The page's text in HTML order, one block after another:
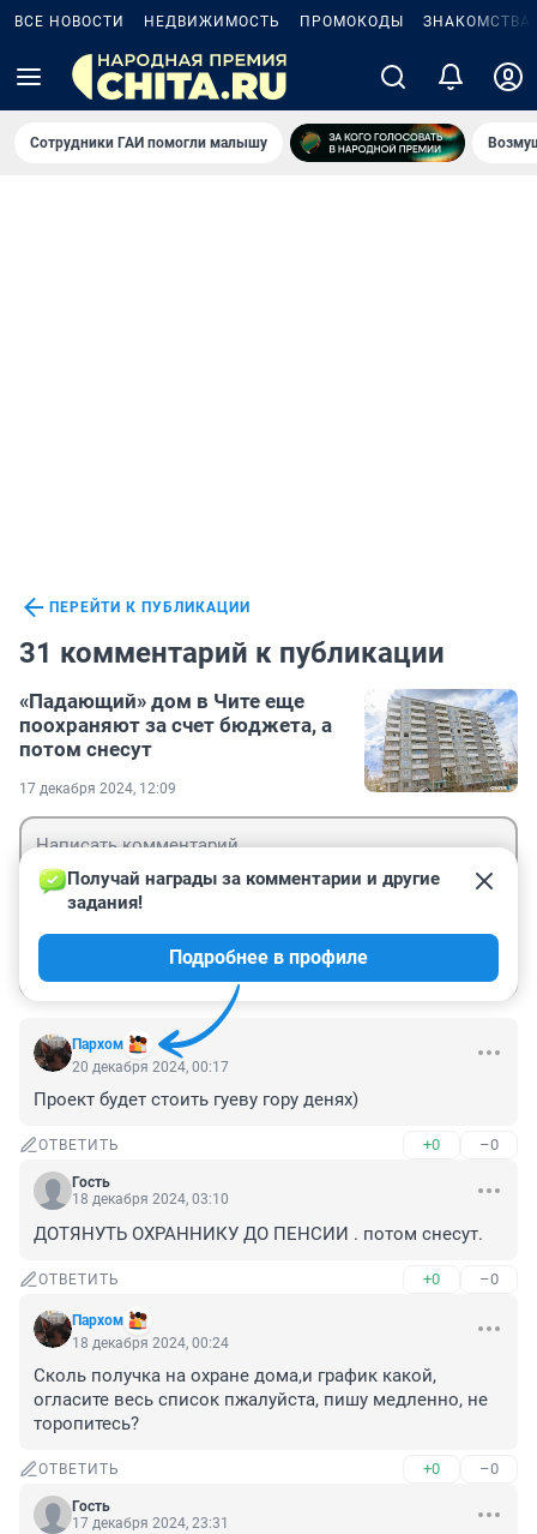
ВСЕ НОВОСТИ НЕДВИЖИМОСТЬ ПРОМОКОДЫ ЗНАКОМСТВА
Сотрудники ГАИ помогли малышу
ПЕРЕЙТИ К ПУБЛИКАЦИИ
31 комментарий к публикации
«Падающий» дом в Чите еще
поохраняют за счет бюджета, а
потом снесут
17 декабря 2024, 12:09
Пархом
Получай награды за комментарии и другие
задания!
Подробнее в профиле
20 декабря 2024, 00:17
Проект будет стоить гуеву гору денях)
ОТВЕТИТЬ +0 –0
Гость
18 декабря 2024, 03:10
ДОТЯНУТЬ ОХРАННИКУ ДО ПЕНСИИ . потом снесут.
ОТВЕТИТЬ +0 –0
Пархом
18 декабря 2024, 00:24
Сколь получка на охране дома,и график какой,
огласите весь список пжалуйста, пишу медленно, не
торопитесь?
ОТВЕТИТЬ +0 –0
Гость
17 декабря 2024, 23:31